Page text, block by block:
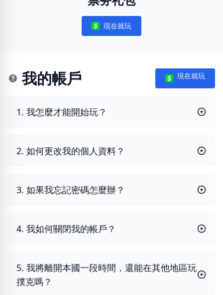
Notifications
現在就玩
我的帳戶 現在就玩
1. 我怎麼才能開始玩？
2. 如何更改我的個人資料？
3. 如果我忘記密碼怎麼辦？
4. 我如何關閉我的帳戶？
5. 我將離開本國一段時間，還能在其他地區玩
撲克嗎？